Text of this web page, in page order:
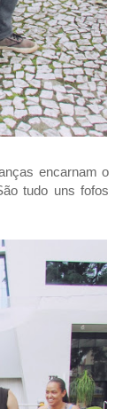
encarnam o
tudo uns fofos